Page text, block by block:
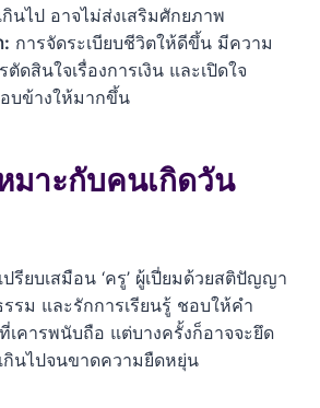
นไป อาจไม่ส่งเสริมศักยภาพ
การจัดระเบียบชีวิตให้ดีขึ้น มีความ
ดสินใจเรื่องการเงิน และเปิดใจ
บข้างให้มากขึ้น
มาะกับคนเกิดวัน
รียบเสมือน ‘ครู’ ผู้เปี่ยมด้วยสติปัญญา
รม และรักการเรียนรู้ ชอบให้คำ
เคารพนับถือ แต่บางครั้งก็อาจจะยึด
กินไปจนขาดความยืดหยุ่น